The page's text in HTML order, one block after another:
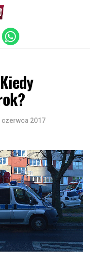
czerwca 2017